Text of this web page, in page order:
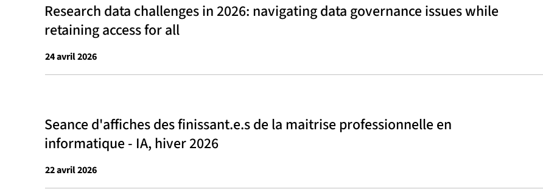
Research data challenges in 2026: navigating data governance issues while
retaining access for all
24 avril 2026
Seance d'affiches des finissant.e.s de la maitrise professionnelle en
informatique - IA, hiver 2026
22 avril 2026